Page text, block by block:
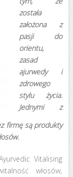
została
założona z
pasji do
orientu,
zasad
ajurwedy i
zdrowego
stylu życia.
Jednymi z
firmę są produkty
Vitalising
włosów,